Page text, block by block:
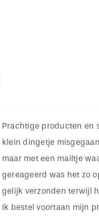
Prachtige producten en
klein dingetje
maar met een mailtje
gereageerd was het zo
gelijk verzonden terwijl
Ik bestel voortaan mijn